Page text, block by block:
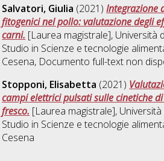
Salvatori, Giulia (2021)Integrazione
fitogenici nel pollo: valutazione degli
carni. [Laurea magistrale], Università
Studio in Scienze e tecnologie
Cesena, Documento full-text non
Stopponi, Elisabetta (2021)
campi elettrici pulsati sulle cinetiche
fresco. [Laurea magistrale],
Studio in Scienze e tecnologie
Cesena